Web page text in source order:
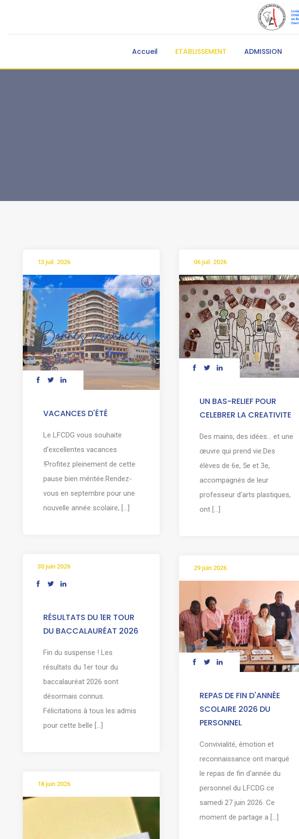
Accueil ETABLISSEMENT ADMISSION
13 juil. 2026
VACANCES D'ÉTÉ
Le LFCDG vous souhaite
d'excellentes vacances
!Profitez pleinement de cette
pause bien méritée.Rendez-
vous en septembre pour une
nouvelle année scolaire, [...]
06 juil. 2026
UN BAS-RELIEF POUR
CELEBRER LA CREATIVITE
Des mains, des idées… et une
œuvre qui prend vie.Des
élèves de 6e, 5e et 3e,
accompagnés de leur
professeur d'arts plastiques,
ont [...]
30 juin 2026
RÉSULTATS DU 1ER TOUR
DU BACCALAURÉAT 2026
Fin du suspense ! Les
résultats du 1er tour du
baccalauréat 2026 sont
désormais connus.
Félicitations à tous les admis
pour cette belle [...]
29 juin 2026
REPAS DE FIN D'ANNÉE
SCOLAIRE 2026 DU
PERSONNEL
Convivialité, émotion et
reconnaissance ont marqué
le repas de fin d'année du
personnel du LFCDG ce
samedi 27 juin 2026. Ce
moment de partage a [...]
18 juin 2026